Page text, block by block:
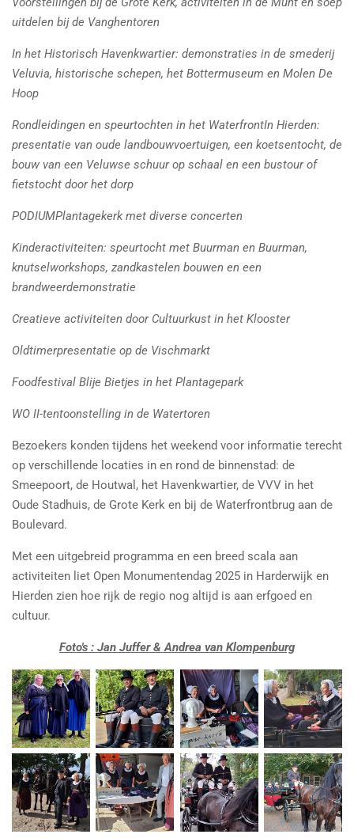
uitdelen bij de Vanghentoren
In het Historisch Havenkwartier: demonstraties in de smederij
Veluvia, historische schepen, het Bottermuseum en Molen De
Hoop
Rondleidingen en speurtochten in het WaterfrontIn Hierden:
presentatie van oude landbouwvoertuigen, een koetsentocht, de
bouw van een Veluwse schuur op schaal en een bustour of
fietstocht door het dorp
PODIUMPlantagekerk met diverse concerten
Kinderactiviteiten: speurtocht met Buurman en Buurman,
knutselworkshops, zandkastelen bouwen en een
brandweerdemonstratie
Creatieve activiteiten door Cultuurkust in het Klooster
Oldtimerpresentatie op de Vischmarkt
Foodfestival Blije Bietjes in het Plantagepark
WO II-tentoonstelling in de Watertoren
Bezoekers konden tijdens het weekend voor informatie terecht
op verschillende locaties in en rond de binnenstad: de
Smeepoort, de Houtwal, het Havenkwartier, de VVV in het
Oude Stadhuis, de Grote Kerk en bij de Waterfrontbrug aan de
Boulevard.
Met een uitgebreid programma en een breed scala aan
activiteiten liet Open Monumentendag 2025 in Harderwijk en
Hierden zien hoe rijk de regio nog altijd is aan erfgoed en
cultuur.
Foto's : Jan Juffer & Andrea van Klompenburg